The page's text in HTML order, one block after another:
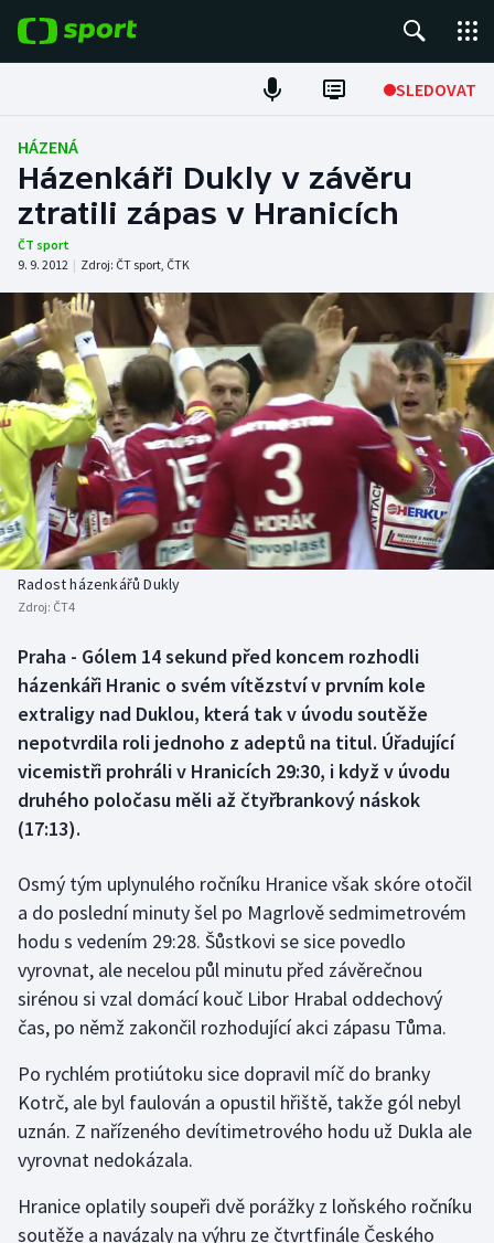
SLEDOVAT
Fotbal
Hokej
Tenis
Atletika
Cyklistika
DALŠÍ SPORTY
Americký fotbal
Baseball a softbal
Basketbal
Biatlon
Boby a skeleton
Box
Curling
Dostihy
Florbal
Futsal
Golf
Gymnastika
Házená
Judo
NEPŘEHLÉDNĚTE
Soutěže
Historické návraty
Aplikace ČT sport
AZ kvíz
HÁZENÁ
Házenkáři Dukly v závěru
ztratili zápas v Hranicích
ČT sport
9. 9. 2012 | Zdroj: ČT sport, ČTK
Radost házenkářů Dukly
Zdroj: ČT4
Praha - Gólem 14 sekund před koncem rozhodli
házenkáři Hranic o svém vítězství v prvním kole
extraligy nad Duklou, která tak v úvodu soutěže
nepotvrdila roli jednoho z adeptů na titul. Úřadující
vicemistři prohráli v Hranicích 29:30, i když v úvodu
druhého poločasu měli až čtyřbrankový náskok
(17:13).
Osmý tým uplynulého ročníku Hranice však skóre otočil
a do poslední minuty šel po Magrlově sedmimetrovém
hodu s vedením 29:28. Šůstkovi se sice povedlo
vyrovnat, ale necelou půl minutu před závěrečnou
sirénou si vzal domácí kouč Libor Hrabal oddechový
čas, po němž zakončil rozhodující akci zápasu Tůma.
Po rychlém protiútoku sice dopravil míč do branky
Kotrč, ale byl faulován a opustil hřiště, takže gól nebyl
uznán. Z nařízeného devítimetrového hodu už Dukla ale
vyrovnat nedokázala.
Hranice oplatily soupeři dvě porážky z loňského ročníku
soutěže a navázaly na výhru ze čtvrtfinále Českého